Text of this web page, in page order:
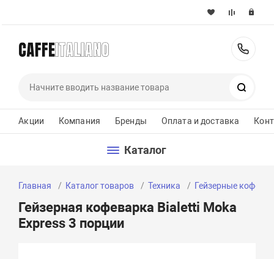
Акции Компания Бренды Оплата и доставка
Каталог
Главная Каталог товаров Техника Гейзерные
Гейзерная кофеварка Bialetti Moka
Express 3 порции